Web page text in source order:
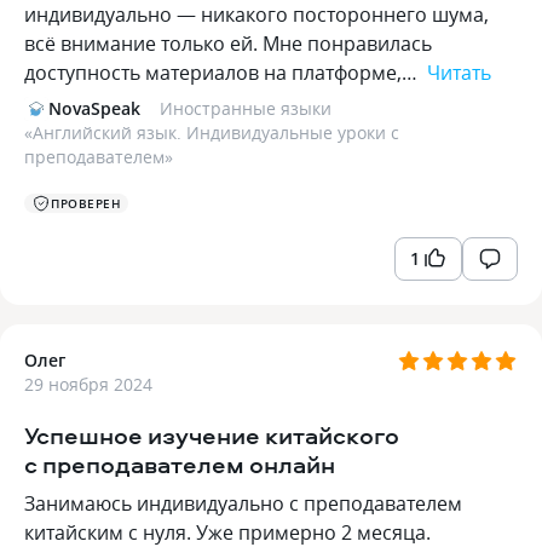
индивидуально — никакого постороннего шума,
всё внимание только ей. Мне понравилась
доступность материалов на платформе,… Читать
NovaSpeak
Иностранные языки
«Английский язык. Индивидуальные уроки с
преподавателем»
ПРОВЕРЕН
1
Олег
29 ноября 2024
Успешное изучение китайского
с преподавателем онлайн
Занимаюсь индивидуально с преподавателем
китайским с нуля. Уже примерно 2 месяца.